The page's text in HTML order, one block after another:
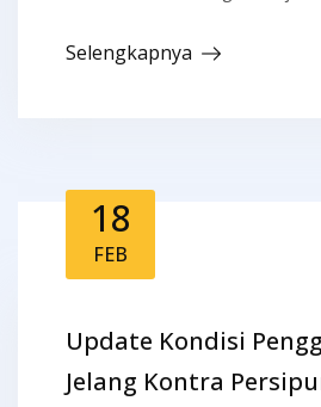
Selengkapnya
18
FEB
Update Kondisi
Jelang Kontra